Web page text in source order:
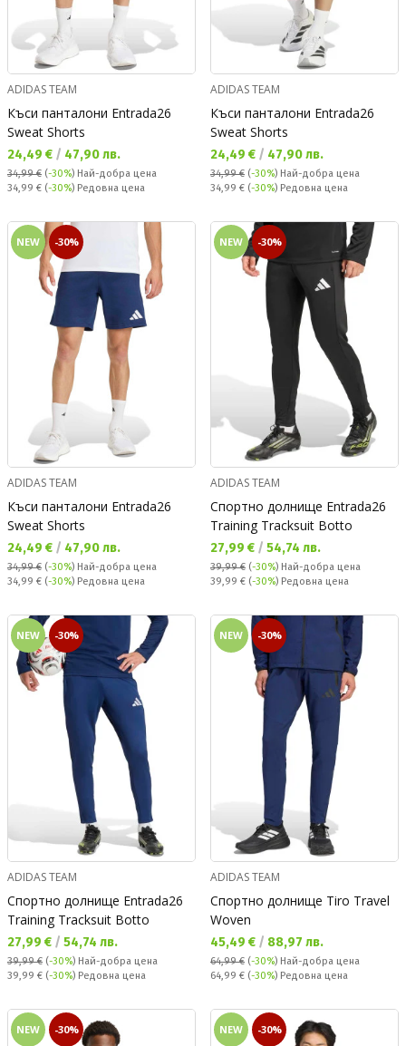
ADIDAS TEAM
Къси панталони Entrada26
Sweat Shorts
Текуща цена:
24,49 € / 47,90 лв.
34,99 € (-30%) Най-добра цена
Редовна цена:
34,99 € (-30%) Редовна цена
ADIDAS TEAM
Къси панталони Entrada26
Sweat Shorts
Текуща цена:
24,49 € / 47,90 лв.
34,99 € (-30%) Най-добра цена
Редовна цена:
34,99 € (-30%) Редовна цена
NEW -30%
ADIDAS TEAM
Къси панталони Entrada26
Sweat Shorts
Текуща цена:
24,49 € / 47,90 лв.
34,99 € (-30%) Най-добра цена
Редовна цена:
34,99 € (-30%) Редовна цена
NEW -30%
ADIDAS TEAM
Спортно долнище Entrada26
Training Tracksuit Botto
Текуща цена:
27,99 € / 54,74 лв.
39,99 € (-30%) Най-добра цена
Редовна цена:
39,99 € (-30%) Редовна цена
NEW -30%
ADIDAS TEAM
Спортно долнище Entrada26
Training Tracksuit Botto
Текуща цена:
27,99 € / 54,74 лв.
39,99 € (-30%) Най-добра цена
Редовна цена:
39,99 € (-30%) Редовна цена
NEW -30%
ADIDAS TEAM
Спортно долнище Tiro Travel
Woven
Текуща цена:
45,49 € / 88,97 лв.
64,99 € (-30%) Най-добра цена
Редовна цена:
64,99 € (-30%) Редовна цена
NEW -30% NEW -30%